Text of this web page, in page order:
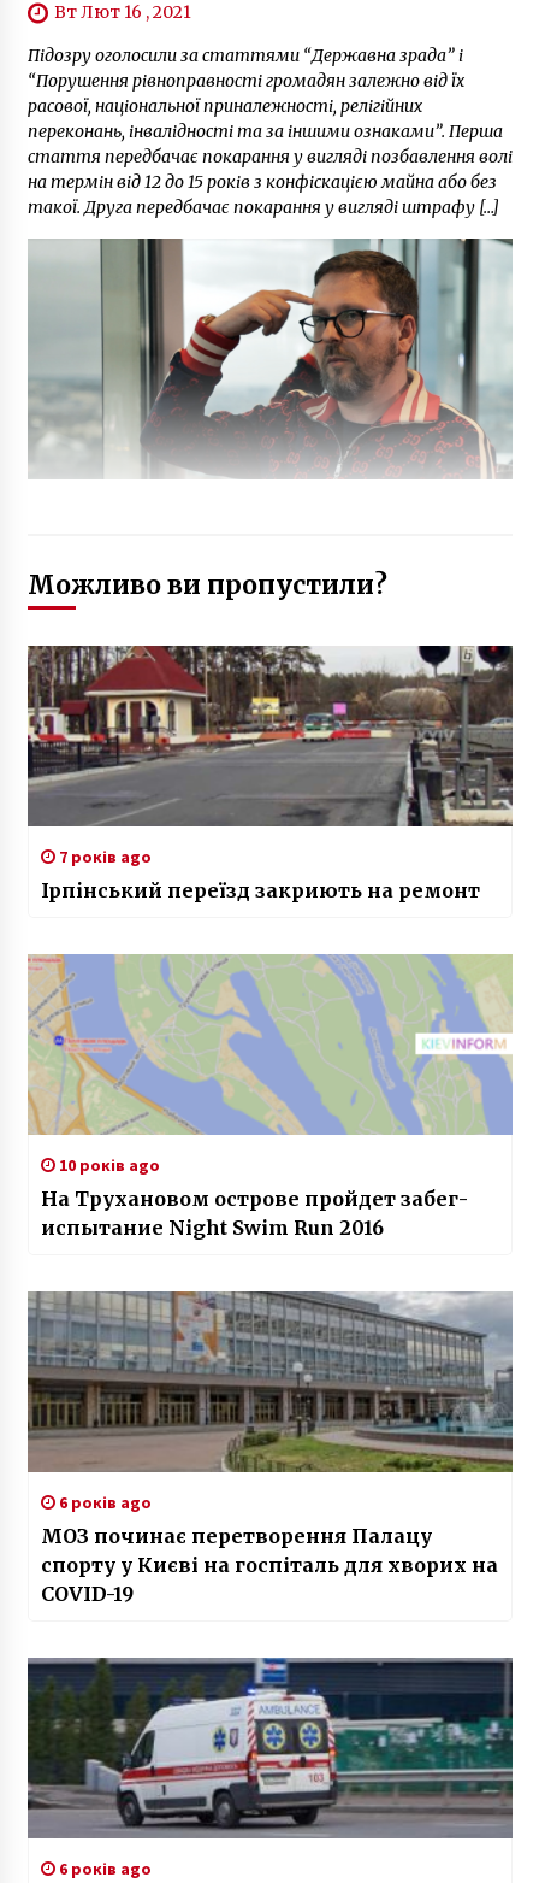
Вт Лют 16 , 2021
Підозру оголосили за статтями “Державна зрада” і
“Порушення рівноправності громадян залежно від їх
расової, національної приналежності, релігійних
переконань, інвалідності та за іншими ознаками”. Перша
стаття передбачає покарання у вигляді позбавлення волі
на термін від 12 до 15 років з конфіскацією майна або без
такої. Друга передбачає покарання у вигляді штрафу […]
Можливо ви пропустили?
7 років ago
Ірпінський переїзд закриють на ремонт
10 років ago
На Трухановом острове пройдет забег-
испытание Night Swim Run 2016
6 років ago
МОЗ починає перетворення Палацу
спорту у Києві на госпіталь для хворих на
COVID-19
6 років ago